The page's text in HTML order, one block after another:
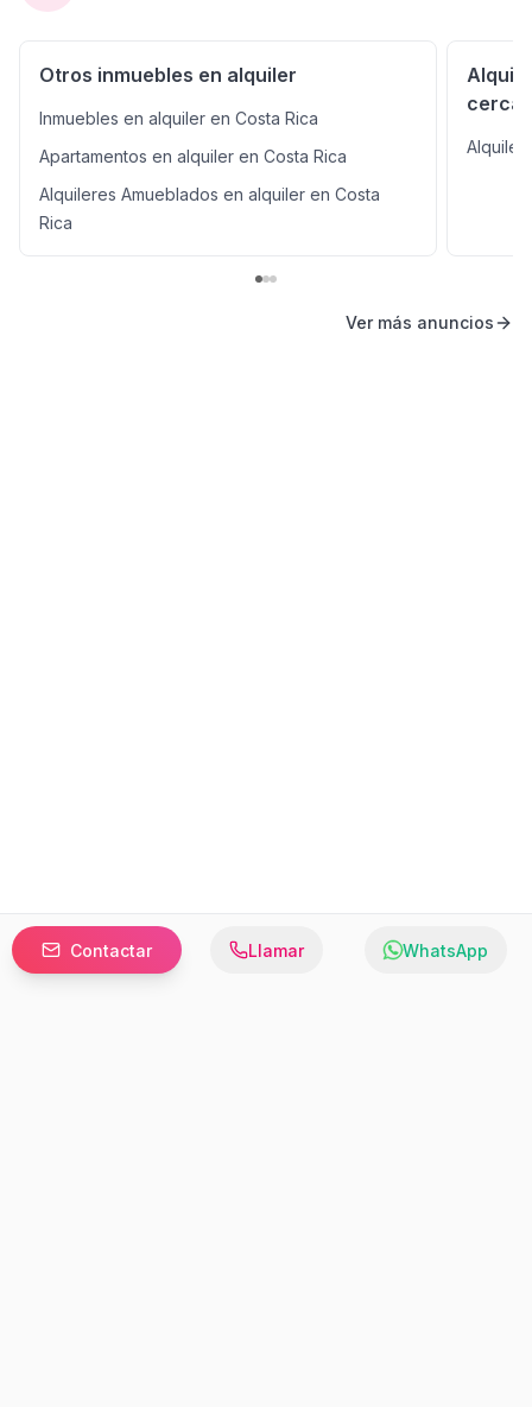
Contactar Llamar WhatsApp
Otros inmuebles en alquiler
Inmuebles en alquiler en Costa Rica
Apartamentos en alquiler en Costa Rica
Alquileres Amueblados en alquiler en Costa
Rica
Alquiler
Ver más anuncios